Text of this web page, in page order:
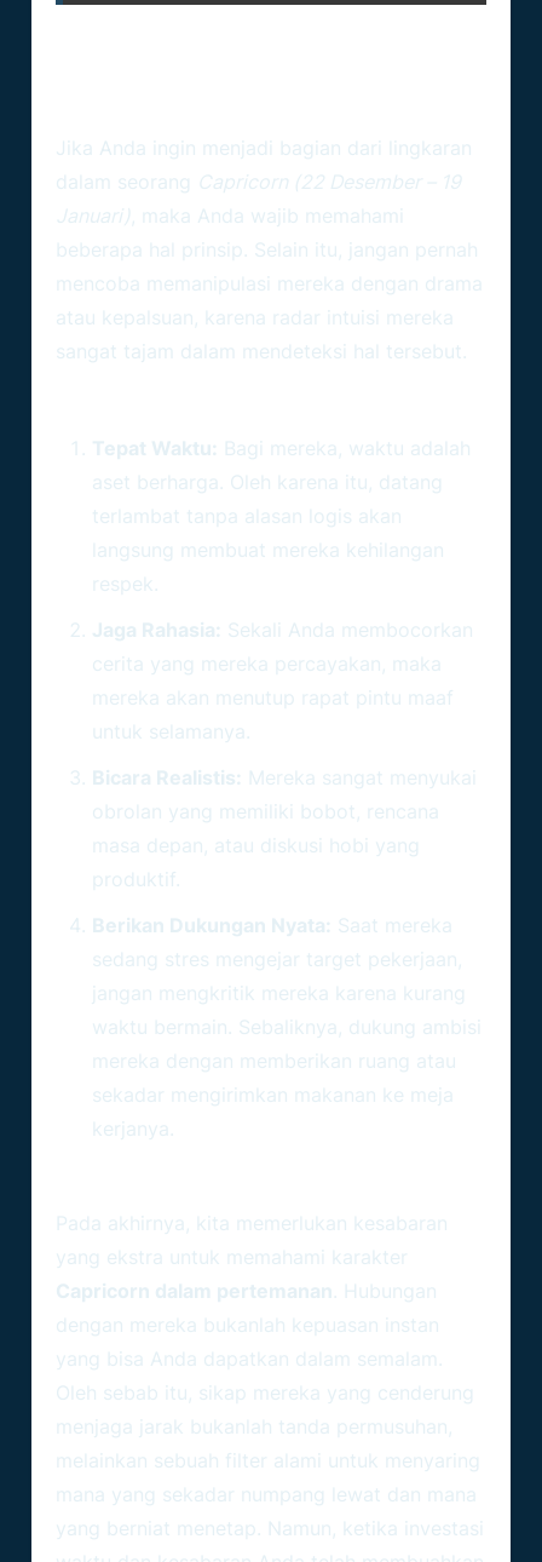
Jika Anda ingin menjadi bagian dari lingkaran
dalam seorang Capricorn (22 Desember – 19
Januari), maka Anda wajib memahami
beberapa hal prinsip. Selain itu, jangan pernah
mencoba memanipulasi mereka dengan drama
atau kepalsuan, karena radar intuisi mereka
sangat tajam dalam mendeteksi hal tersebut.
Tepat Waktu: Bagi mereka, waktu adalah
aset berharga. Oleh karena itu, datang
terlambat tanpa alasan logis akan
langsung membuat mereka kehilangan
respek.
Jaga Rahasia: Sekali Anda membocorkan
cerita yang mereka percayakan, maka
mereka akan menutup rapat pintu maaf
untuk selamanya.
Bicara Realistis: Mereka sangat menyukai
obrolan yang memiliki bobot, rencana
masa depan, atau diskusi hobi yang
produktif.
Berikan Dukungan Nyata: Saat mereka
sedang stres mengejar target pekerjaan,
jangan mengkritik mereka karena kurang
waktu bermain. Sebaliknya, dukung ambisi
mereka dengan memberikan ruang atau
sekadar mengirimkan makanan ke meja
kerjanya.
Pada akhirnya, kita memerlukan kesabaran
yang ekstra untuk memahami karakter
Capricorn dalam pertemanan. Hubungan
dengan mereka bukanlah kepuasan instan
yang bisa Anda dapatkan dalam semalam.
Oleh sebab itu, sikap mereka yang cenderung
menjaga jarak bukanlah tanda permusuhan,
melainkan sebuah filter alami untuk menyaring
mana yang sekadar numpang lewat dan mana
yang berniat menetap. Namun, ketika investasi